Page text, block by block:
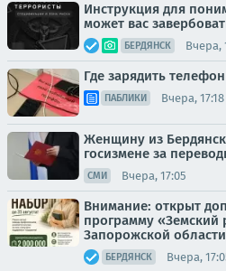
Инструкция для
может вас
БЕРДЯНСК Вчера,
Где зарядить
ПАБЛИКИ Вчера, 17:18
Женщину из
госизмене за
СМИ Вчера, 17:05
Внимание: открыт
программу «Земский
Запорожской
БЕРДЯНСК Вчера,